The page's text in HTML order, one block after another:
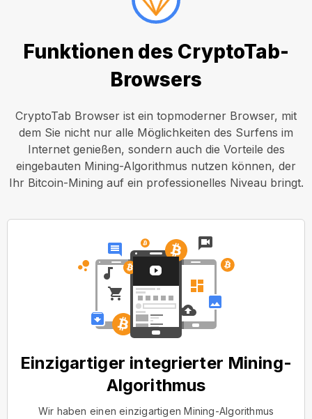
Funktionen des CryptoTab-
Browsers
CryptoTab Browser ist ein topmoderner Browser, mit
dem Sie nicht nur alle Möglichkeiten des Surfens im
Internet genießen, sondern auch die Vorteile des
eingebauten Mining-Algorithmus nutzen können, der
Ihr Bitcoin-Mining auf ein professionelles Niveau bringt.
Einzigartiger integrierter Mining-
Algorithmus
Wir haben einen einzigartigen Mining-Algorithmus